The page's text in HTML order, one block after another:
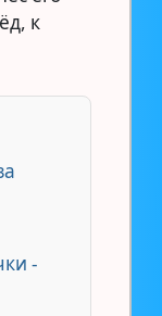
к
-